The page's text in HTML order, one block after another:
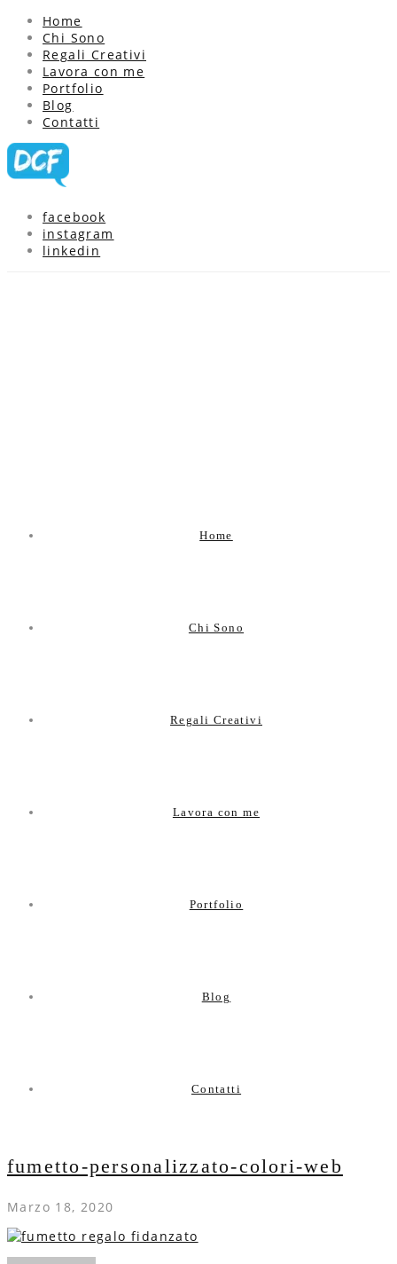
Home
Chi Sono
Regali Creativi
Lavora con me
Portfolio
Blog
Contatti
facebook
instagram
linkedin
Home
Chi Sono
Regali Creativi
Lavora con me
Portfolio
Blog
Contatti
fumetto-personalizzato-colori-web
Marzo 18, 2020